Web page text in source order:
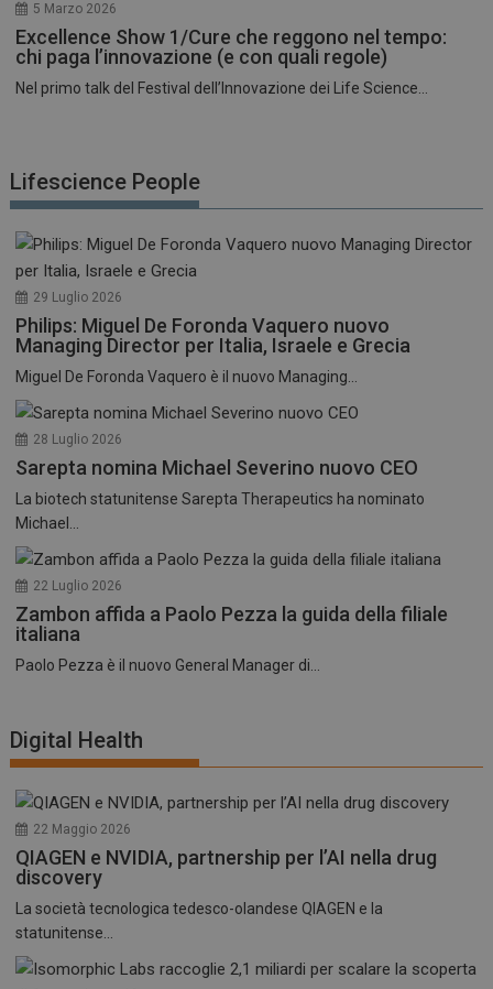
5 Marzo 2026
Excellence Show 1/Cure che reggono nel tempo:
chi paga l’innovazione (e con quali regole)
Nel primo talk del Festival dell’Innovazione dei Life Science...
Lifescience People
29 Luglio 2026
Philips: Miguel De Foronda Vaquero nuovo
Managing Director per Italia, Israele e Grecia
Miguel De Foronda Vaquero è il nuovo Managing...
28 Luglio 2026
Sarepta nomina Michael Severino nuovo CEO
La biotech statunitense Sarepta Therapeutics ha nominato
Michael...
22 Luglio 2026
Zambon affida a Paolo Pezza la guida della filiale
italiana
Paolo Pezza è il nuovo General Manager di...
Digital Health
22 Maggio 2026
QIAGEN e NVIDIA, partnership per l’AI nella drug
discovery
La società tecnologica tedesco-olandese QIAGEN e la
statunitense...